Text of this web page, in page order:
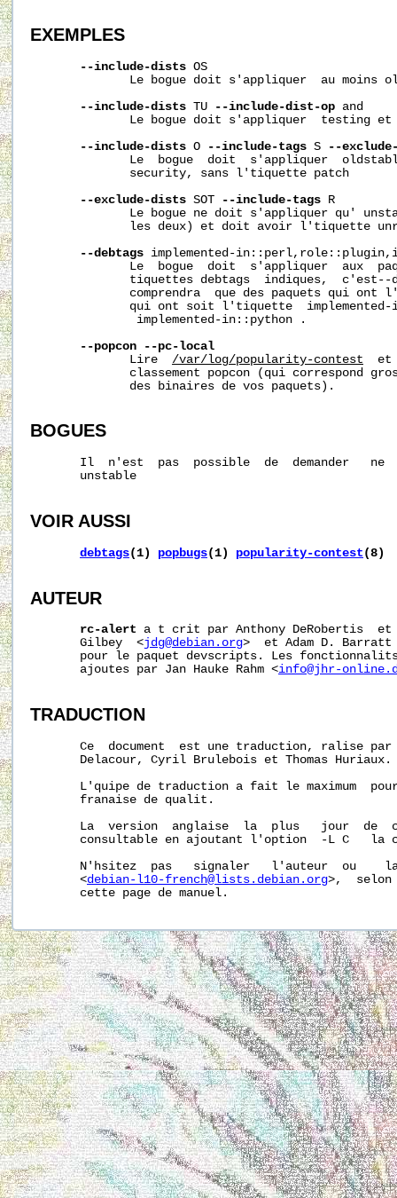
EXEMPLES
--include-dists OS
Le bogue doit s'appliquer  au moins
--include-dists TU --include-dist-op and
Le bogue doit s'appliquer  testing et
--include-dists O --include-tags S
--
Le  bogue  doit  s'appliquer
              security, sans l'tiquette patch
--exclude-dists SOT --include-tags R
Le bogue ne doit s'appliquer qu'
les deux) et doit avoir l'tiquette
--debtags implemented-
Le  bogue  doit  s'appliquer  aux
tiquettes debtags  indiques,
comprendra  que des paquets qui ont
qui ont soit l'tiquette
               implemented-in::python .
--popcon
--pc-local
              Lire
/var/log/popularity-contest
et
classement popcon (qui correspond
              des binaires de vos paquets).
BOGUES
Il  n'est  pas  possible  de  demander   ne
       unstable
VOIR AUSSI
debtags(1) popbugs(1) popularity-contest (8)
AUTEUR
rc-alert a t crit par Anthony DeRobertis
       Gilbey  <
jdg@debian.org>  et Adam D. Barratt
pour le paquet devscripts. Les
       ajoutes par Jan Hauke Rahm <
info@jhr-
TRADUCTION
Ce  document  est une traduction, ralise
       Delacour, Cyril Brulebois et Thomas Huriaux.
L'quipe de traduction a fait le maximum
       franaise de qualit.
La  version  anglaise  la  plus   jour  de
consultable en ajoutant l'option  -L C   la
N'hsitez  pas   signaler   l'auteur  ou
       <
debian-l10-french@lists.debian.org>,  selon